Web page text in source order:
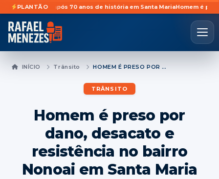
PLANTÃO
após 70 anos de história em Santa MariaHomem é preso
INÍCIO Trânsito HOMEM É PRESO POR DANO, DESACATO E RESISTÊNCIA NO BAIRRO NONOAI EM SANTA MARIA
TRÂNSITO
Homem é preso por
dano, desacato e
resistência no bairro
Nonoai em Santa Maria